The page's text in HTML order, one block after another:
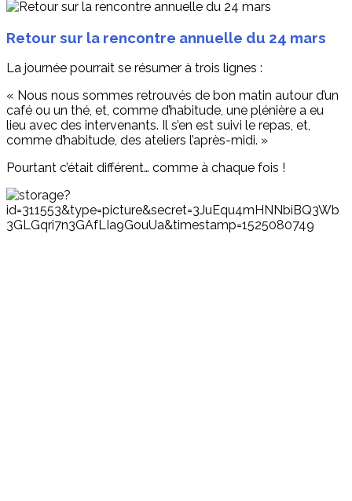
Retour sur la rencontre annuelle du 24 mars
La journée pourrait se résumer à trois lignes :
« Nous nous sommes retrouvés de bon matin autour d’un
café ou un thé, et, comme d’habitude, une plénière a eu
lieu avec des intervenants. Il s’en est suivi le repas, et,
comme d’habitude, des ateliers l’après-midi. »
Pourtant c’était différent… comme à chaque fois !